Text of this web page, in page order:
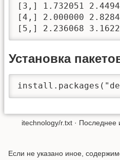
[3,] 1.732051
[4,] 2.000000
[5,] 2.236068
Установка
itechnology/r.txt · Последнее
Если не указано иное,